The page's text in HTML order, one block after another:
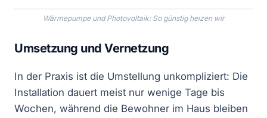
Wärmepumpe und Photovoltaik: So günstig heizen wir
Umsetzung und Vernetzung
In der Praxis ist die Umstellung unkompliziert: Die
Installation dauert meist nur wenige Tage bis
Wochen, während die Bewohner im Haus bleiben